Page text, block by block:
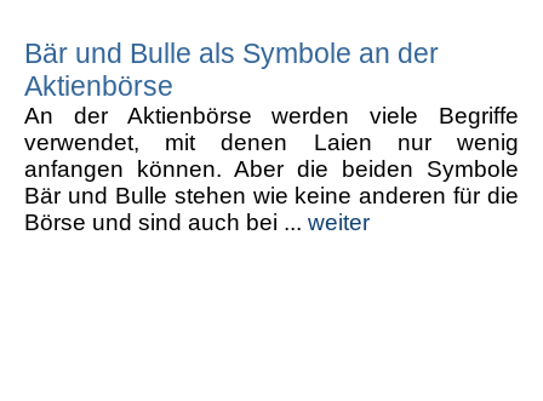
Bär und Bulle als Symbole an der
Aktienbörse
An der Aktienbörse werden viele Begriffe
verwendet, mit denen Laien nur wenig
anfangen können. Aber die beiden Symbole
Bär und Bulle stehen wie keine anderen für die
Börse und sind auch bei ... weiter